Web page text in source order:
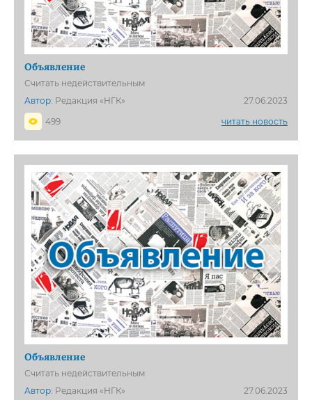
Объявление
Считать недействительным
Автор: Редакция «НГК»
27.06.2023
499
читать новость
Объявление
Считать недействительным
Автор: Редакция «НГК»
27.06.2023